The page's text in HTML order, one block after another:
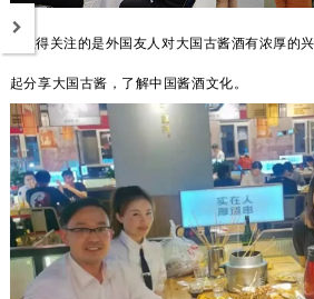
值得关注的是外国友人对大国古酱酒有浓厚的
起分享大国古酱，了解中国酱酒文化。